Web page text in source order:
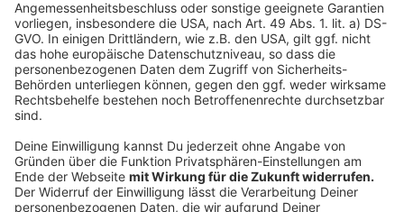
Aktuell liegt der Kreis bei einer Inzidenz-Zahl von 10,1
Neu-Infektionen pro Woche auf 100.000 Einwohner,
hieß es auf RADIO RST-Nachfrage. Bei 35 Neu-
Erkrankungen sind konkrete Vorüberlegungen
Inzidenz-Zahl von 50 schreibt die Corona-Schutz-
Verordnung Maßnahmen vor. Dann droht ein lokaler
Lockdown oder ein Teil-Lockdown und es bleibt